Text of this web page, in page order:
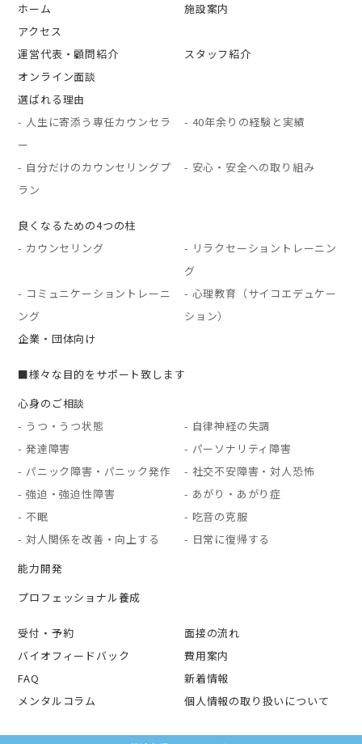
ホーム
施設案内
アクセス
運営代表・顧問紹介
スタッフ紹介
オンライン面談
選ばれる理由
- 人生に寄添う専任カウンセラ
ー
- 40年余りの経験と実績
- 自分だけのカウンセリングプ
ラン
- 安心・安全への取り組み
良くなるための4つの柱
- カウンセリング
- リラクセーショントレーニン
グ
- コミュニケーショントレーニ
ング
- 心理教育（サイコエデュケー
ション）
企業・団体向け
■様々な目的をサポート致します
心身のご相談
- うつ・うつ状態
- 自律神経の失調
- 発達障害
- パーソナリティ障害
- パニック障害・パニック発作
- 社交不安障害・対人恐怖
- 強迫・強迫性障害
- あがり・あがり症
- 不眠
- 吃音の克服
- 対人関係を改善・向上する
- 日常に復帰する
能力開発
プロフェッショナル養成
受付・予約
面接の流れ
バイオフィードバック
費用案内
FAQ
新着情報
メンタルコラム
個人情報の取り扱いについて